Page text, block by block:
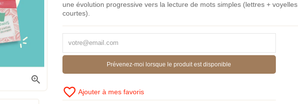

une évolution progressive vers la lecture de mots simples (lettres + voyelles
courtes).
Prévenez-moi lorsque le produit est disponible
favorite_border Ajouter à mes favoris